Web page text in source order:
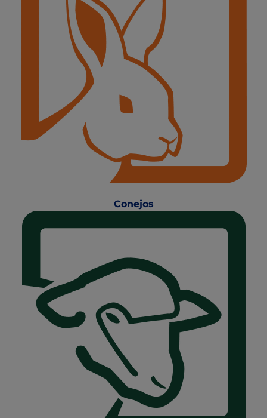
Conejos